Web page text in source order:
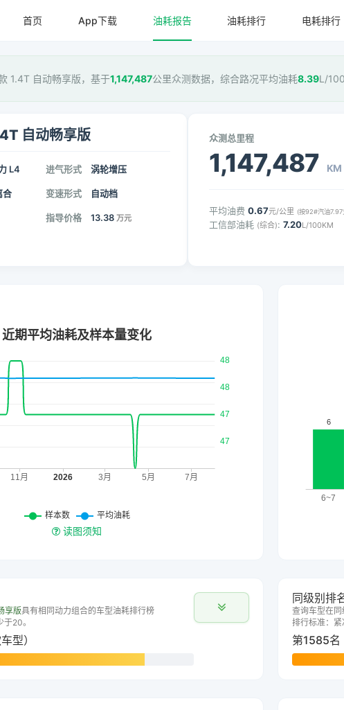
首页 App下载 油耗报告 油耗排行 电耗排行
1.4T 自动畅享版，基于1,147,487公里众测数据，综合路况平均油耗8.39L/
自动畅享版
L4 进气形式 涡轮增压
合 变速形式 自动档
指导价格 13.38 万元
众测总里程
1,147,487 KM
平均油费 0.67元/公里 (按92#汽油7.97
工信部油耗 (综合): 7.20L/100KM
读图须知
享版具有相同动力组合的车型油耗排行榜
20。
型）
同级别排
查询车型在
排行标准：紧
第1585名